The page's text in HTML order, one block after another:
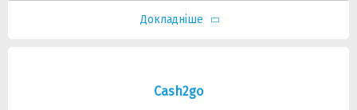
Докладніше
Cash2go